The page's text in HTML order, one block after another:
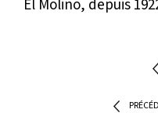
El Molino, depuis